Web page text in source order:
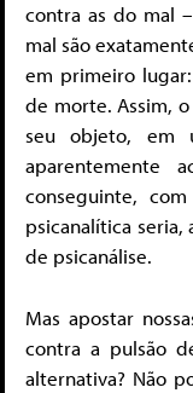
contra as do mal
mal são
em primeiro
de morte. Assim,
seu objeto, em
aparentemente
conseguinte,
psicanalítica seria,
de psicanálise.
Mas apostar
contra a pulsão
alternativa? Não